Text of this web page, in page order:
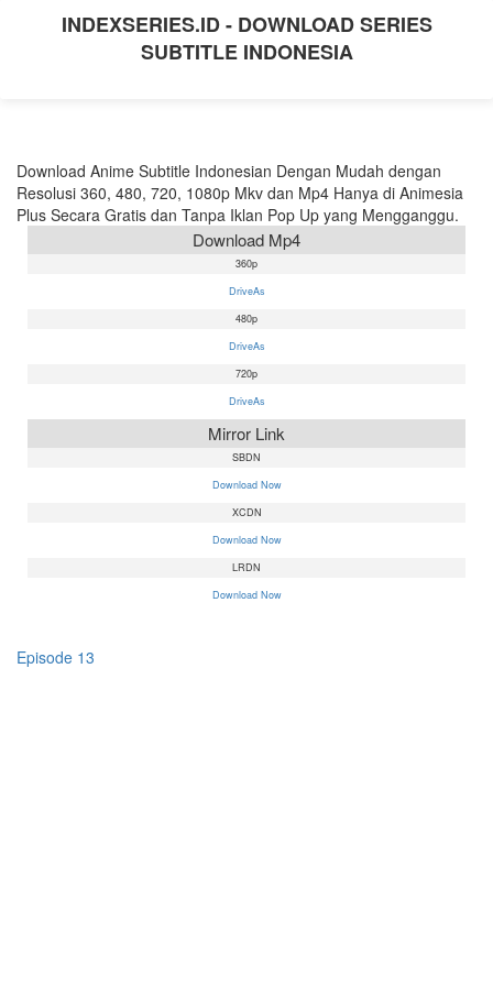
INDEXSERIES.ID - DOWNLOAD SERIES
SUBTITLE INDONESIA
Download Anime Subtitle Indonesian Dengan Mudah dengan
Resolusi 360, 480, 720, 1080p Mkv dan Mp4 Hanya di Animesia
Plus Secara Gratis dan Tanpa Iklan Pop Up yang Mengganggu.
Download Mp4
360p
DriveAs
480p
DriveAs
720p
DriveAs
Mirror Link
SBDN
Download Now
XCDN
Download Now
LRDN
Download Now
Episode 13